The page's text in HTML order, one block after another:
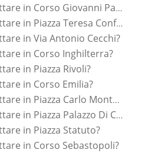
Vendere o Affittare in Corso Giovanni Pascoli?
Vendere o Affittare in Piazza Teresa Confalonieri?
in Via Antonio Cecchi?
in Corso Inghilterra?
in Piazza Rivoli?
in Corso Emilia?
Vendere o Affittare in Piazza Carlo Montanari?
Vendere o Affittare in Piazza Palazzo Di Citta ?
in Piazza Statuto?
in Corso Sebastopoli?